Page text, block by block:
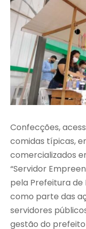
Confecções,
comidas típicas,
comercializados
“Servidor
pela Prefeitura de
como parte das
servidores
gestão do